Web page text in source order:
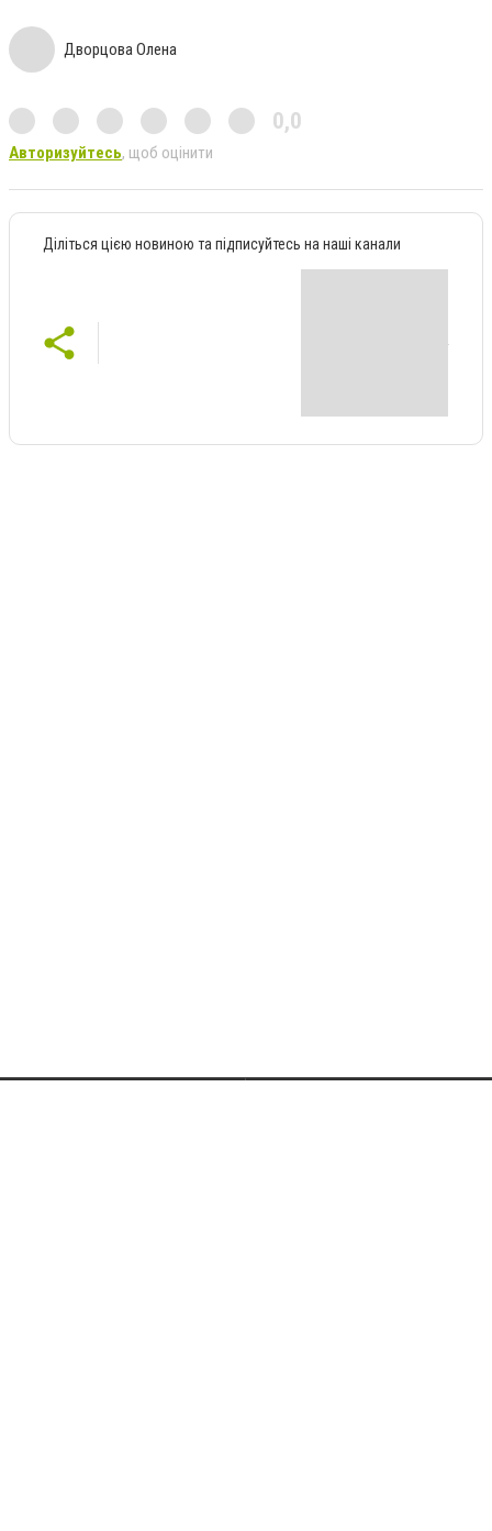
Дворцова Олена
0,0
Авторизуйтесь, щоб оцінити
Діліться цією новиною та підписуйтесь на наші канали